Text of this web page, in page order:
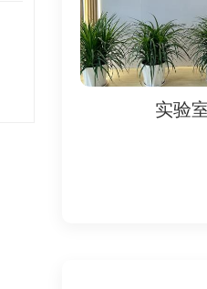
其他相关法律法规和
五、 为什么要做检测
保障消费者权益: 通
维护淘宝平台秩序:
规避法律风险: 通过